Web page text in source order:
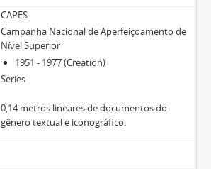
CAPES
Campanha Nacional de Aperfeiçoamento de
Nível Superior
1951 - 1977 (Creation)
Series
0,14 metros lineares de documentos do
gênero textual e iconográfico.